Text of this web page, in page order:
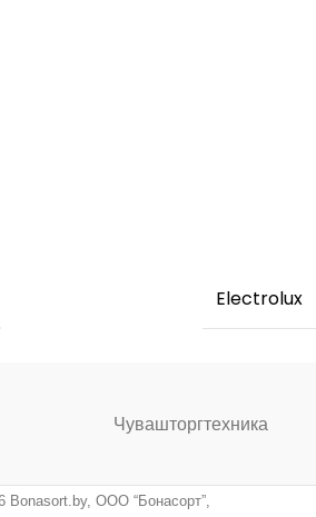
Electrolux
Чувашторгтехника
Bonasort.by, ООО “Бонасорт”,